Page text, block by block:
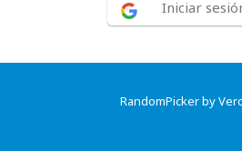
Iniciar
RandomPicker by